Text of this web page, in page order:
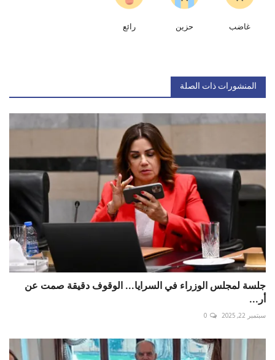
غاضب حزين رائع
المنشورات ذات الصلة
جلسة لمجلس الوزراء في السرايا... الوقوف دقيقة صمت عن
أر...
سبتمبر 22, 2025 0